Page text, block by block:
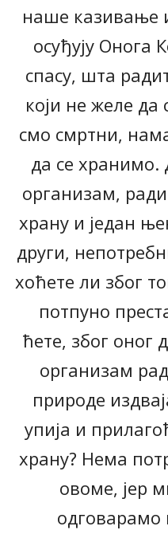
наше казивање
осуђују Онога
спасу, шта
који не желе да
смо смртни,
да се
организам,
храну и један
други,
хоћете ли због
потпуно
ћете, због оног
организам
природе
упија и
храну? Нема
овоме, јер